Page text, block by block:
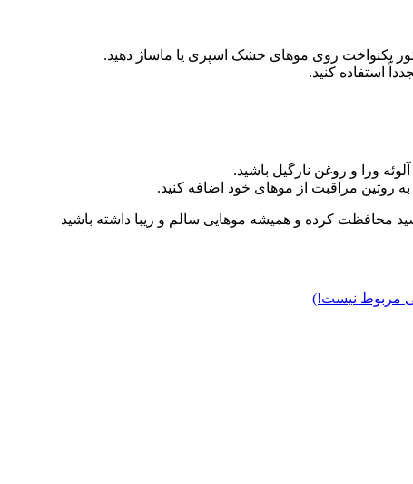
ورا و روغن نارگیل باشید.
به روتین مراقبت از موهای خود اضافه کنید.
محافظت کرده و همیشه موهایی سالم و زیبا داشته باشید
مربوط نیست!)